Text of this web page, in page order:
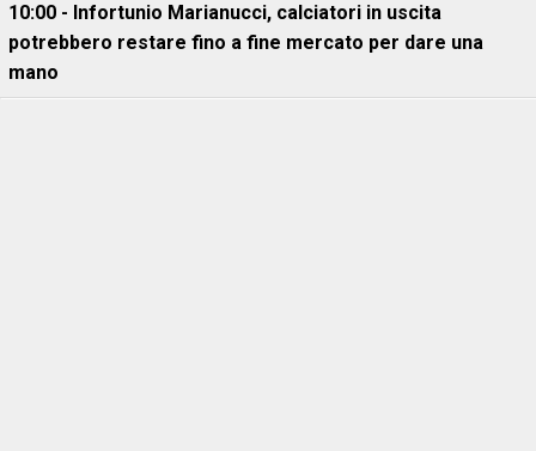
10:00 - Infortunio Marianucci, calciatori in uscita
potrebbero restare fino a fine mercato per dare una
mano